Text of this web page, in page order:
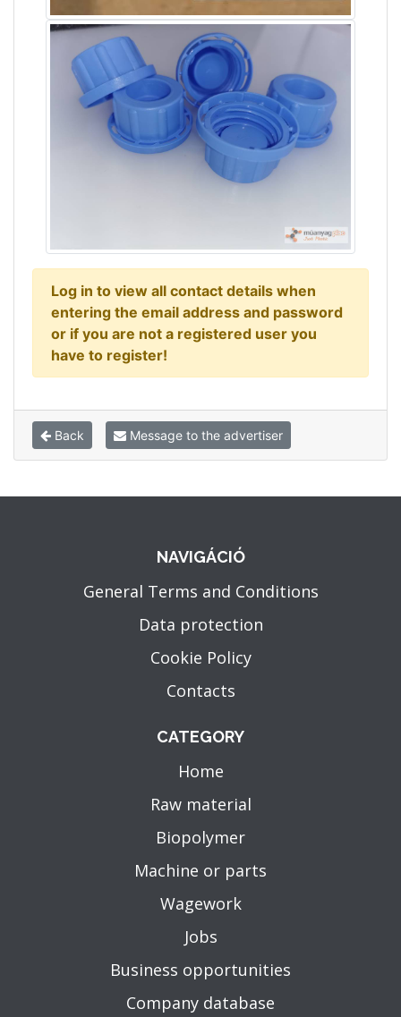
Log in to view all contact details when
entering the email address and password
or if you are not a registered user you
have to register!
Back Message to the advertiser
NAVIGÁCIÓ
General Terms and Conditions
Data protection
Cookie Policy
Contacts
CATEGORY
Home
Raw material
Biopolymer
Machine or parts
Wagework
Jobs
Business opportunities
Company database